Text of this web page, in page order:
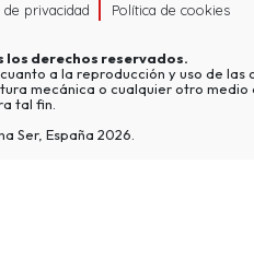
de privacidad Política de cookies
los derechos reservados.
a la reproducción y uso de las
mecánica o cualquier otro medio
tal fin.
Ser, España 2026.